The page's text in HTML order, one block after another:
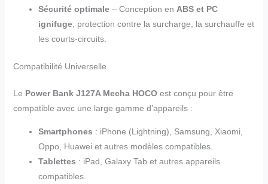
Sécurité optimale– Conception en ABS et PC
ignifuge, protection contre la surcharge, la surchauffe et
les courts-circuits.
Compatibilité Universelle
Le Power Bank J127A Mecha HOCOest conçu pour être
compatible avec une large gamme d’appareils :
Smartphones : iPhone (Lightning), Samsung, Xiaomi,
Oppo, Huawei et autres modèles compatibles.
Tablettes : iPad, Galaxy Tab et autres appareils
compatibles.